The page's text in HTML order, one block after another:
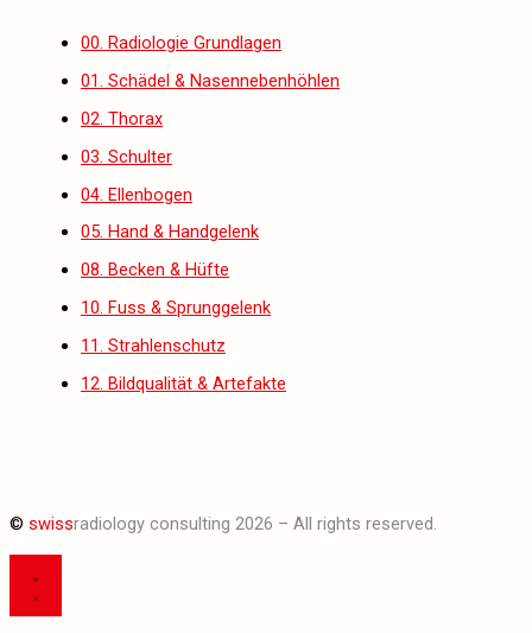
00. Radiologie Grundlagen
01. Schädel & Nasennebenhöhlen
02. Thorax
03. Schulter
04. Ellenbogen
05. Hand & Handgelenk
08. Becken & Hüfte
10. Fuss & Sprunggelenk
11. Strahlenschutz
12. Bildqualität & Artefakte
© swissradiology consulting 2026 – All rights reserved.